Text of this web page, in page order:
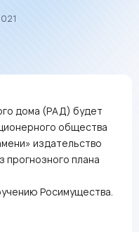
дома (РАД) будет
общества
издательство
прогнозного плана
Росимущества.